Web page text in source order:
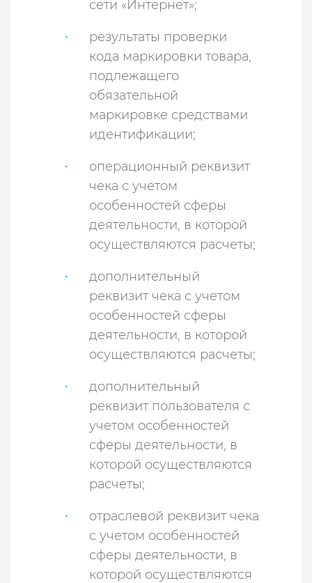
сети «Интернет»;
результаты проверки
кода маркировки товара,
подлежащего
обязательной
маркировке средствами
идентификации;
операционный реквизит
чека с учетом
особенностей сферы
деятельности, в которой
осуществляются расчеты;
дополнительный
реквизит чека с учетом
особенностей сферы
деятельности, в которой
осуществляются расчеты;
дополнительный
реквизит пользователя с
учетом особенностей
сферы деятельности, в
которой осуществляются
расчеты;
отраслевой реквизит чека
с учетом особенностей
сферы деятельности, в
которой осуществляются